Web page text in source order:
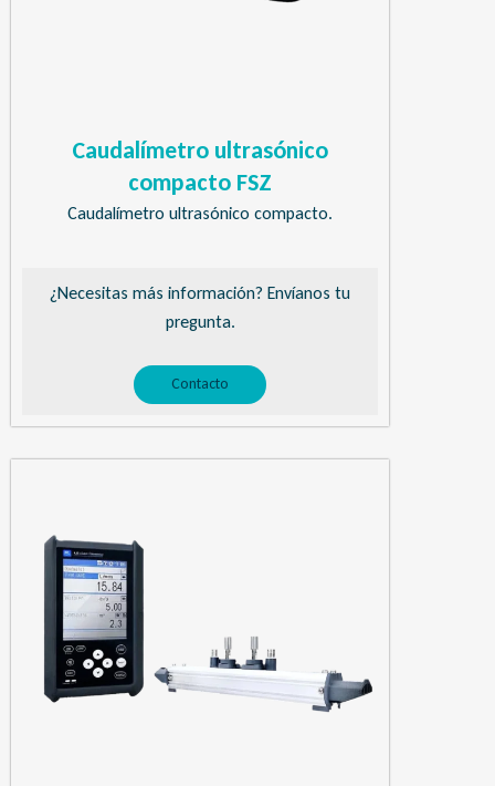
Caudalímetro ultrasónico
compacto FSZ
Caudalímetro ultrasónico compacto.
¿Necesitas más información? Envíanos tu
pregunta.
Contacto